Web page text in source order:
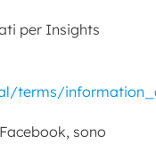
per Insights
terms/
sono